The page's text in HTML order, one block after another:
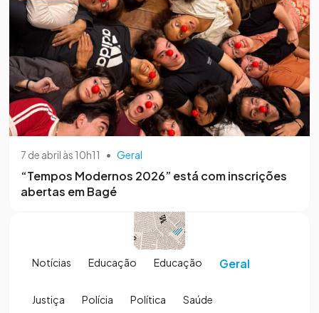
7 de abril às 10h11 • Geral
“Tempos Modernos 2026” está com inscrições
abertas em Bagé
Notícias Educação Educação Geral
Justiça Polícia Política Saúde